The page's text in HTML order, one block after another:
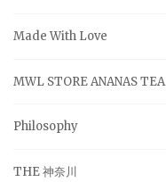
Made With Love
MWL STORE ANANAS TEA
Philosophy
THE 神奈川